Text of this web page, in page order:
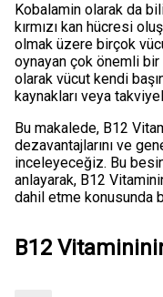
Kobalamin olarak da
kırmızı kan hücresi
olmak üzere birçok
oynayan çok önemli
olarak vücut kendi
kaynakları veya
Bu makalede, B12
dezavantajlarını ve
inceleyeceğiz. Bu
anlayarak, B12
dahil etme konusunda
B12